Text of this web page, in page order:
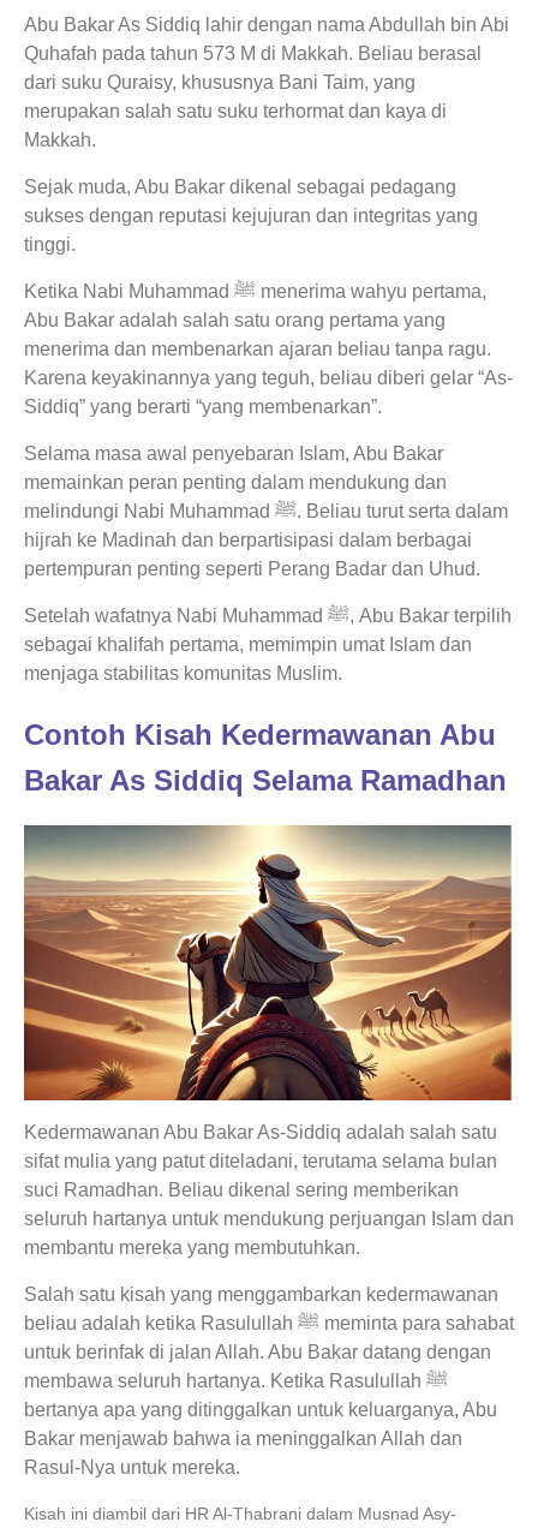
Abu Bakar As Siddiq lahir dengan nama Abdullah bin Abi
Quhafah pada tahun 573 M di Makkah. Beliau berasal
dari suku Quraisy, khususnya Bani Taim, yang
merupakan salah satu suku terhormat dan kaya di
Makkah.
Sejak muda, Abu Bakar dikenal sebagai pedagang
sukses dengan reputasi kejujuran dan integritas yang
tinggi.
Ketika Nabi Muhammad ﷺ menerima wahyu pertama,
Abu Bakar adalah salah satu orang pertama yang
menerima dan membenarkan ajaran beliau tanpa ragu.
Karena keyakinannya yang teguh, beliau diberi gelar “As-
Siddiq” yang berarti “yang membenarkan”.
Selama masa awal penyebaran Islam, Abu Bakar
memainkan peran penting dalam mendukung dan
melindungi Nabi Muhammad ﷺ. Beliau turut serta dalam
hijrah ke Madinah dan berpartisipasi dalam berbagai
pertempuran penting seperti Perang Badar dan Uhud.
Setelah wafatnya Nabi Muhammad ﷺ, Abu Bakar terpilih
sebagai khalifah pertama, memimpin umat Islam dan
menjaga stabilitas komunitas Muslim.
Contoh Kisah Kedermawanan Abu
Bakar As Siddiq Selama Ramadhan
Kedermawanan Abu Bakar As-Siddiq adalah salah satu
sifat mulia yang patut diteladani, terutama selama bulan
suci Ramadhan. Beliau dikenal sering memberikan
seluruh hartanya untuk mendukung perjuangan Islam dan
membantu mereka yang membutuhkan.
Salah satu kisah yang menggambarkan kedermawanan
beliau adalah ketika Rasulullah ﷺ meminta para sahabat
untuk berinfak di jalan Allah. Abu Bakar datang dengan
membawa seluruh hartanya. Ketika Rasulullah ﷺ
bertanya apa yang ditinggalkan untuk keluarganya, Abu
Bakar menjawab bahwa ia meninggalkan Allah dan
Rasul-Nya untuk mereka.
Kisah ini diambil dari HR Al-Thabrani dalam Musnad Asy-